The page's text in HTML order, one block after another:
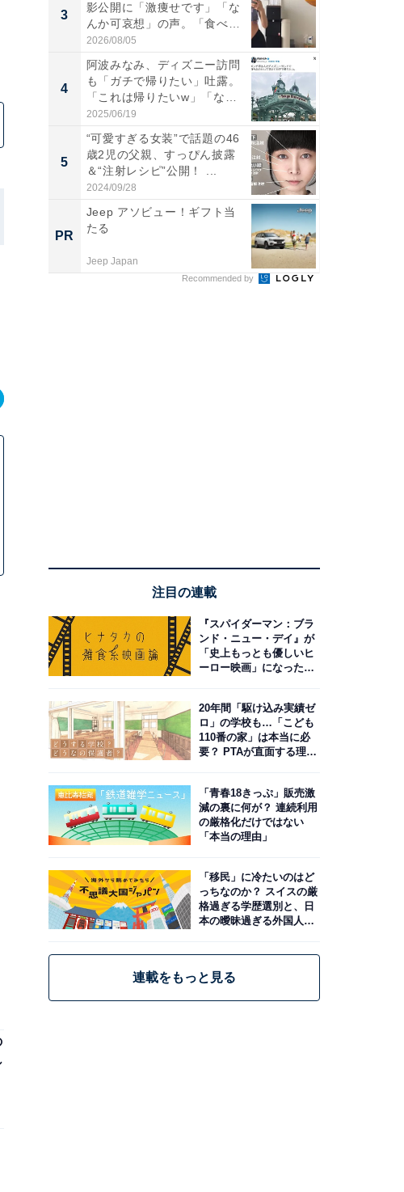
3
影公開に「激痩せです」「な
んか可哀想」の声。「食べら
れ...
2026/08/05
4
阿波みなみ、ディズニー訪問
も「ガチで帰りたい」吐露。
「これは帰りたいw」「なん
ち...
2025/06/19
5
“可愛すぎる女装”で話題の46
歳2児の父親、すっぴん披露
＆“注射レシピ”公開！ ...
2024/09/28
PR
Jeep アソビュー！ギフト当
たる
Jeep Japan
Recommended by
注目の連載
『スパイダーマン：ブラ
ンド・ニュー・デイ』が
「史上もっとも優しいヒ
ーロー映画」になった理
20年間「駆け込み実績ゼ
ロ」の学校も…「こども
110番の家」は本当に必
要？ PTAが直面する理想
「青春18きっぷ」販売激
減の裏に何が？ 連続利用
の厳格化だけではない
「本当の理由」
「移民」に冷たいのはど
っちなのか？ スイスの厳
格過ぎる学歴選別と、日
本の曖昧過ぎる外国人政
連載をもっと見る